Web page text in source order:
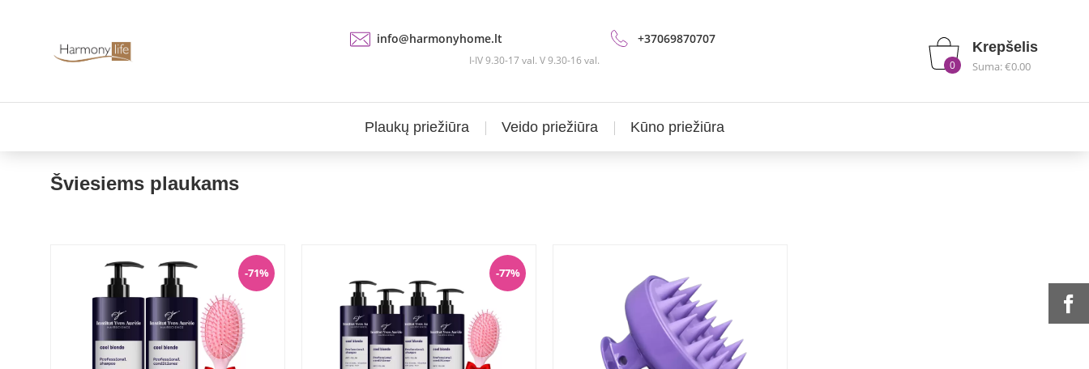
info@harmonyhome.lt +37069870707
I-IV 9.30-17 val. V 9.30-16 val. 0
Krepšelis
Suma: €0.00
Plaukų priežiūra Veido priežiūra Kūno priežiūra
Šviesiems plaukams
-71% -77%